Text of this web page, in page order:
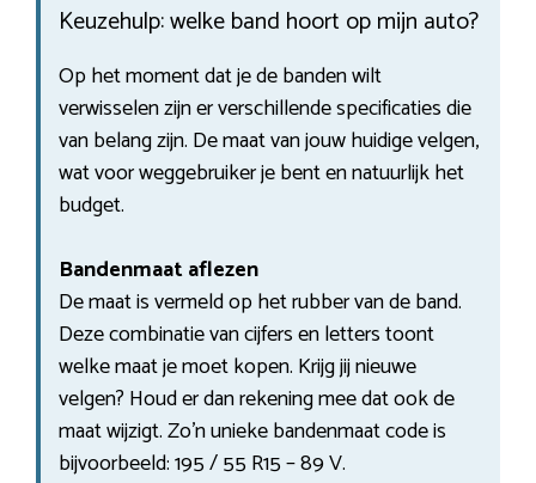
Keuzehulp: welke band hoort op mijn auto?
Op het moment dat je de banden wilt
verwisselen zijn er verschillende specificaties die
van belang zijn. De maat van jouw huidige velgen,
wat voor weggebruiker je bent en natuurlijk het
budget.
Bandenmaat aflezen
De maat is vermeld op het rubber van de band.
Deze combinatie van cijfers en letters toont
welke maat je moet kopen. Krijg jij nieuwe
velgen? Houd er dan rekening mee dat ook de
maat wijzigt. Zo’n unieke bandenmaat code is
bijvoorbeeld: 195 / 55 R15 – 89 V.